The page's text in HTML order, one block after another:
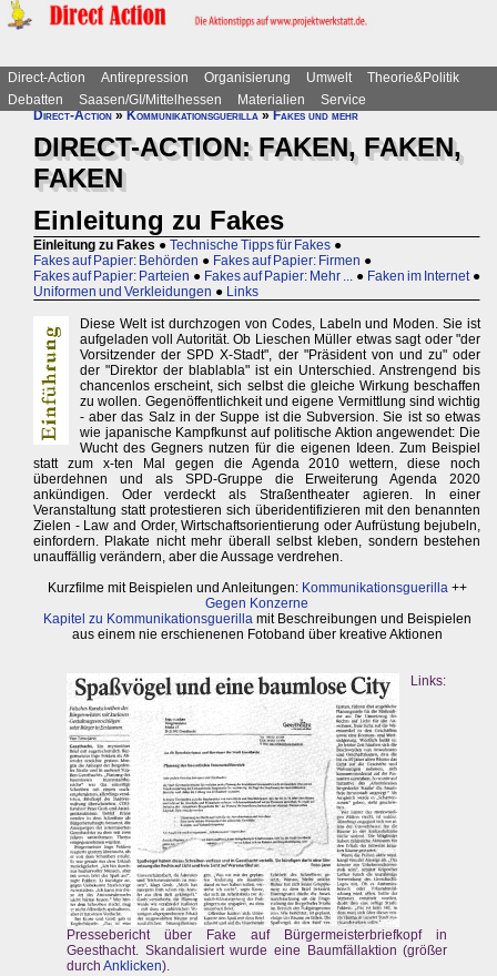
Direct-Action Antirepression Organisierung Umwelt
Theorie&Politik
Debatten
Saasen/GI/Mittelhessen Materialien
Service
Direct-Action»Kommunikationsguerilla»Fakes und mehr
DIRECT-ACTION: FAKEN, FAKEN,
FAKEN
Einleitung zu Fakes
Einleitung zu Fakes ● Technische Tipps für Fakes ●
Fakes auf Papier: Behörden ● Fakes auf Papier: Firmen ●
Fakes auf Papier: Parteien ● Fakes auf Papier: Mehr ... ● Faken im Internet ●
Uniformen und Verkleidungen ● Links
Diese Welt ist durchzogen von Codes, Labeln und Moden. Sie ist
aufgeladen voll Autorität. Ob Lieschen Müller etwas sagt oder "der
Vorsitzender der SPD X-Stadt", der "Präsident von und zu" oder
der "Direktor der blablabla" ist ein Unterschied. Anstrengend bis
chancenlos erscheint, sich selbst die gleiche Wirkung beschaffen
zu wollen. Gegenöffentlichkeit und eigene Vermittlung sind wichtig
- aber das Salz in der Suppe ist die Subversion. Sie ist so etwas
wie japanische Kampfkunst auf politische Aktion angewendet: Die
Wucht des Gegners nutzen für die eigenen Ideen. Zum Beispiel
statt zum x-ten Mal gegen die Agenda 2010 wettern, diese noch
überdehnen und als SPD-Gruppe die Erweiterung Agenda 2020
ankündigen. Oder verdeckt als Straßentheater agieren. In einer
Veranstaltung statt protestieren sich überidentifizieren mit den benannten
Zielen - Law and Order, Wirtschaftsorientierung oder Aufrüstung bejubeln,
einfordern. Plakate nicht mehr überall selbst kleben, sondern bestehen
unauffällig verändern, aber die Aussage verdrehen.
Kurzfilme mit Beispielen und Anleitungen: Kommunikationsguerilla++
Gegen Konzerne
Kapitel zu Kommunikationsguerillamit Beschreibungen und Beispielen
aus einem nie erschienenen Fotoband über kreative Aktionen
Links:
Pressebericht über Fake auf Bürgermeisterbriefkopf in
Geesthacht. Skandalisiert wurde eine Baumfällaktion (größer
durch Anklicken).